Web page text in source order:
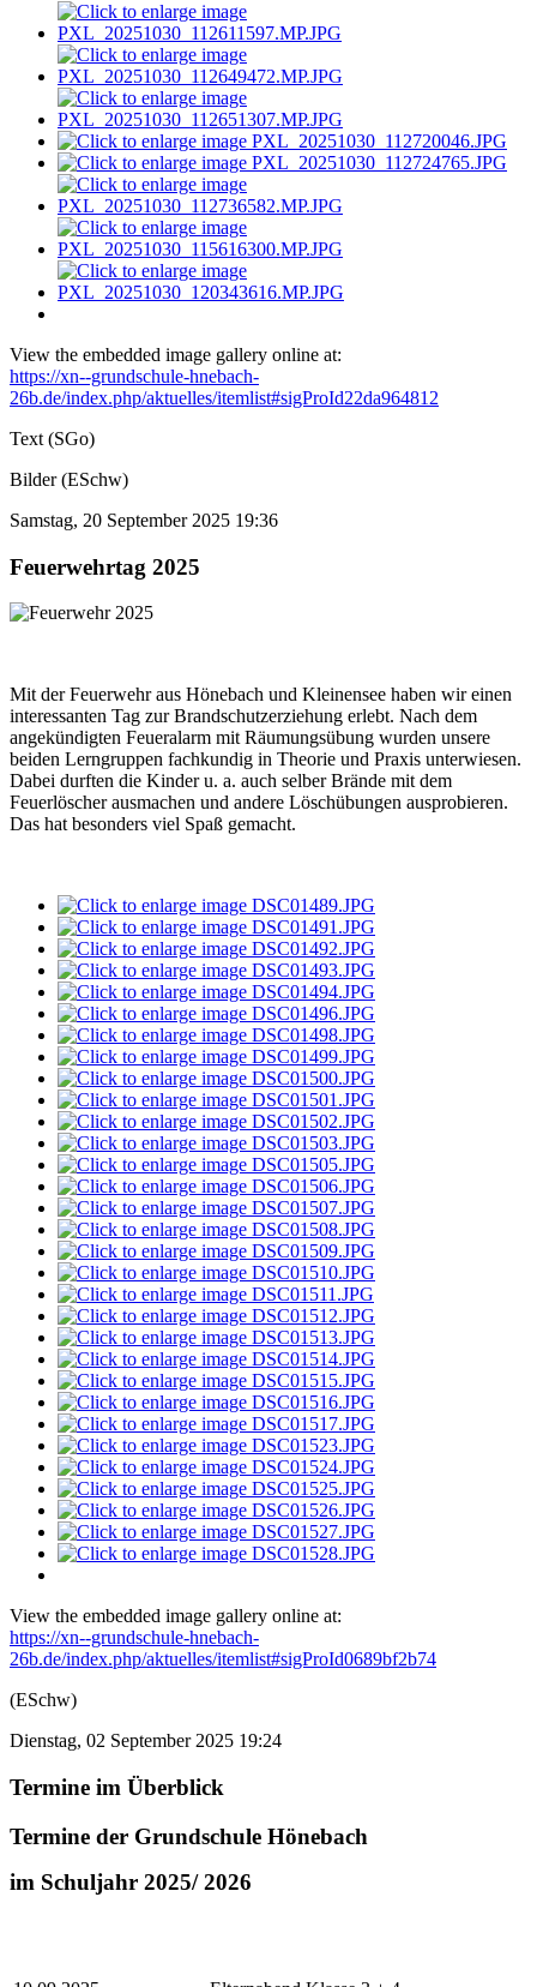
View the embedded image gallery online at:
https://xn--grundschule-hnebach-
26b.de/index.php/aktuelles/itemlist#sigProId22da964812
Text (SGo)
Bilder (ESchw)
Samstag, 20 September 2025 19:36
Feuerwehrtag 2025
Mit der Feuerwehr aus Hönebach und Kleinensee haben wir einen
interessanten Tag zur Brandschutzerziehung erlebt. Nach dem
angekündigten Feueralarm mit Räumungsübung wurden unsere
beiden Lerngruppen fachkundig in Theorie und Praxis unterwiesen.
Dabei durften die Kinder u. a. auch selber Brände mit dem
Feuerlöscher ausmachen und andere Löschübungen ausprobieren.
Das hat besonders viel Spaß gemacht.
View the embedded image gallery online at:
https://xn--grundschule-hnebach-
26b.de/index.php/aktuelles/itemlist#sigProId0689bf2b74
(ESchw)
Dienstag, 02 September 2025 19:24
Termine im Überblick
Termine der Grundschule Hönebach
im Schuljahr 2025/ 2026